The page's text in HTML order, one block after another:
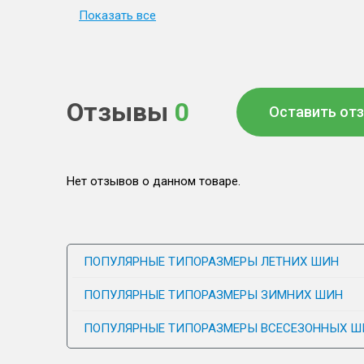
Показать все
Отзывы 0 Оставить
Нет отзывов о данном товаре.
ПОПУЛЯРНЫЕ ТИПОРАЗМЕРЫ ЛЕТНИХ ШИН
ПОПУЛЯРНЫЕ ТИПОРАЗМЕРЫ ЗИМНИХ ШИН
ПОПУЛЯРНЫЕ ТИПОРАЗМЕРЫ ВСЕСЕЗОННЫХ